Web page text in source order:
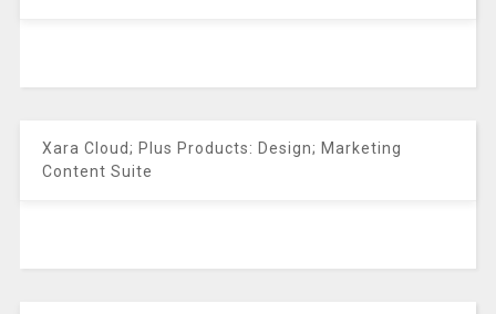
Xara Cloud; Plus Products: Design; Marketing
Content Suite